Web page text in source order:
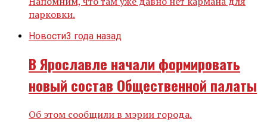
парковки.
Новости3 года назад
В Ярославле начали формировать
новый состав Общественной палаты
Об этом сообщили в мэрии города.